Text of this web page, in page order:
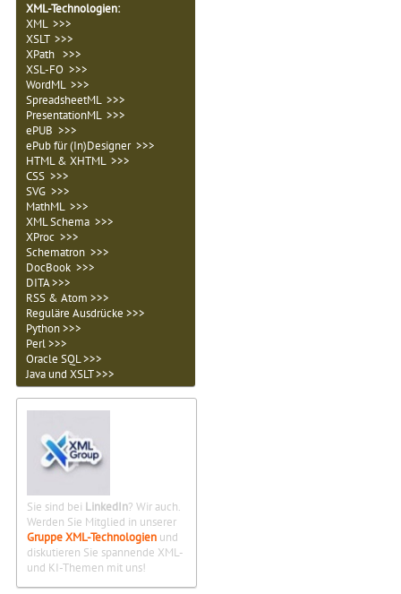
XML-Technologien:
XML >>>
XSLT >>>
XPath >>>
XSL-FO >>>
WordML >>>
SpreadsheetML >>>
PresentationML >>>
ePUB >>>
ePub für (In)Designer >>>
HTML & XHTML >>>
CSS >>>
SVG >>>
MathML >>>
XML Schema >>>
XProc >>>
Schematron >>>
DocBook >>>
DITA >>>
RSS & Atom >>>
Reguläre Ausdrücke >>>
Python >>>
Perl >>>
Oracle SQL >>>
Java und XSLT >>>
Sie sind bei LinkedIn? Wir auch.
Werden Sie Mitglied in unserer
Gruppe XML-Technologien und
diskutieren Sie spannende XML-
und KI-Themen mit uns!